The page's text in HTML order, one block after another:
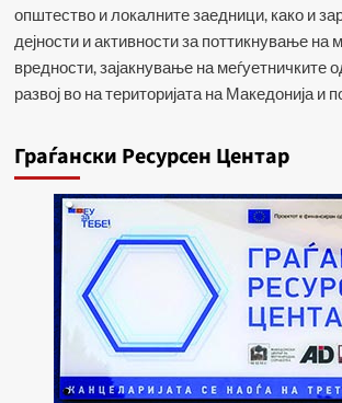
општество и локалните заедници, како и
дејности и активности за поттикнување на
вредности, зајакнување на меѓуетничките
развој во на територијата на Македонија и
Граѓански Ресурсен Центар